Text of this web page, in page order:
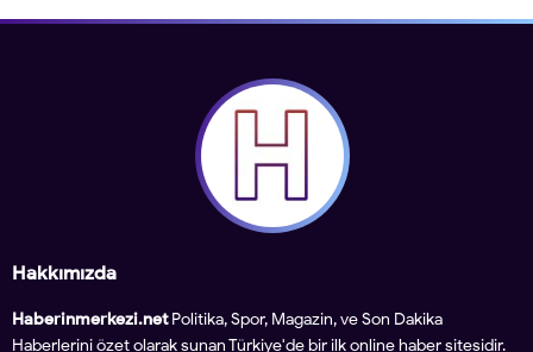
Hakkımızda
Haberinmerkezi.netPolitika, Spor, Magazin, ve Son Dakika
Haberlerini özet olarak sunan Türkiye'de bir ilk online haber sitesidir.